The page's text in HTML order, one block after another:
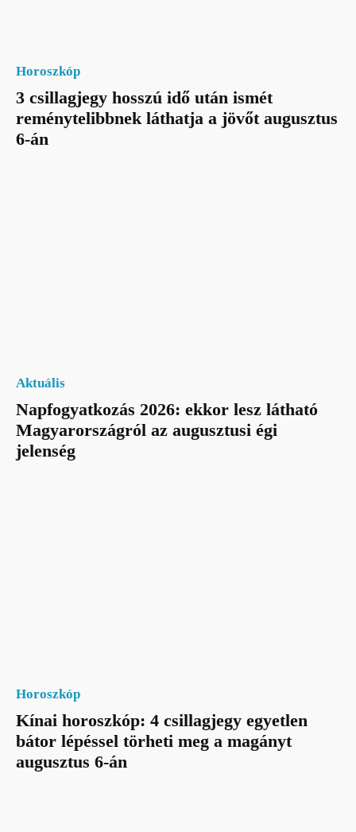
Horoszkóp
3 csillagjegy hosszú idő után ismét
reménytelibbnek láthatja a jövőt augusztus
6-án
Aktuális
Napfogyatkozás 2026: ekkor lesz látható
Magyarországról az augusztusi égi
jelenség
Horoszkóp
Kínai horoszkóp: 4 csillagjegy egyetlen
bátor lépéssel törheti meg a magányt
augusztus 6-án